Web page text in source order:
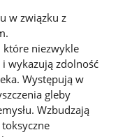
w związku z
które niezwykle
wykazują zdolność
Występują w
gleby
Wzbudzają